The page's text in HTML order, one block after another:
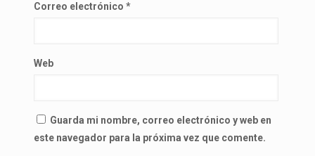
Correo electrónico *
Web
Guarda mi nombre, correo electrónico y web en
este navegador para la próxima vez que comente.